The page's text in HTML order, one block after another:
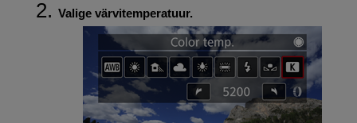
Valige värvitemperatuur.